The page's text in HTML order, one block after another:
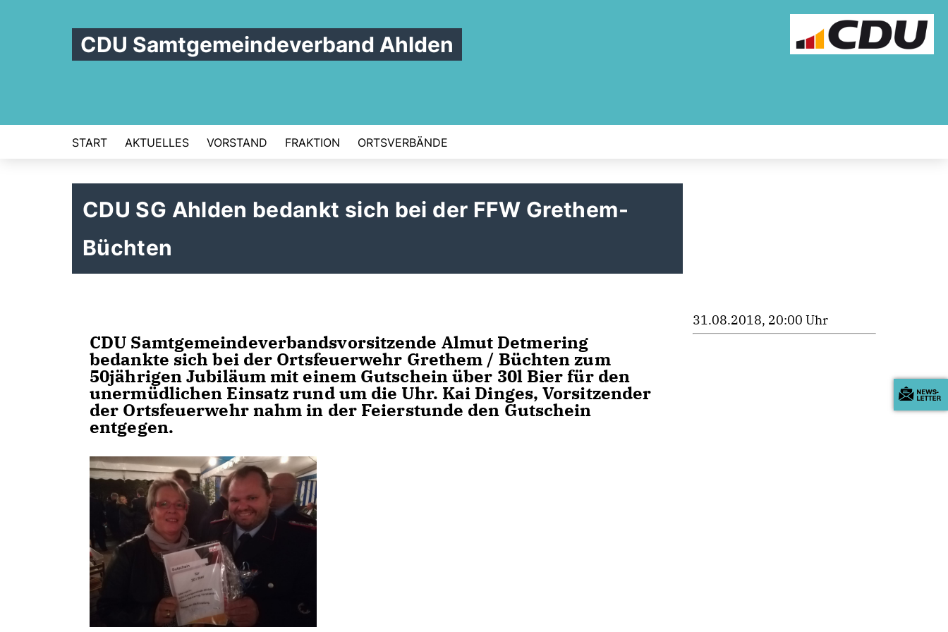
CDU Samtgemeindeverband Ahlden
START AKTUELLES VORSTAND FRAKTION ORTSVERBÄNDE
CDU SG Ahlden bedankt sich bei der FFW Grethem-
Büchten
CDU Samtgemeindeverbandsvorsitzende Almut Detmering
bedankte sich bei der Ortsfeuerwehr Grethem / Büchten zum
50jährigen Jubiläum mit einem Gutschein über 30l Bier für den
unermüdlichen Einsatz rund um die Uhr. Kai Dinges, Vorsitzender
der Ortsfeuerwehr nahm in der Feierstunde den Gutschein
entgegen.
31.08.2018, 20:00 Uhr